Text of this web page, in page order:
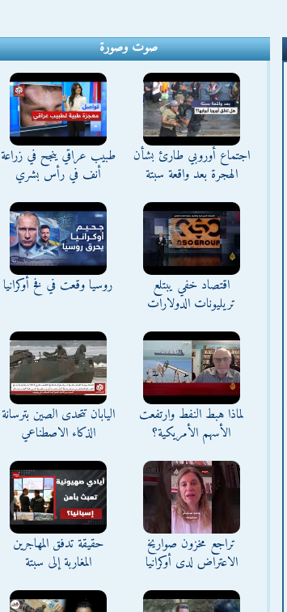
صوت وصورة
اجتماع أوروبي طارئ بشأن
الهجرة بعد واقعة سبتة
طبيب عراقي ينجح في زراعة
أنف في رأس بشري
اقتصاد خفي يبتلع
تريليونات الدولارات
روسيا وقعت في فخ أوكرانيا
لماذا هبط النفط وارتفعت
الأسهم الأمريكية؟
اليابان تتحدى الصين بترسانة
الذكاء الاصطناعي
تراجع مخزون صواريخ
الاعتراض لدى أوكرانيا
حقيقة تدفق المهاجرين
المغاربة إلى سبتة